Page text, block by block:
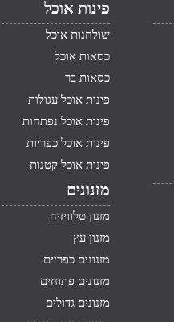
פינות אוכל
שולחנות אוכל
כסאות אוכל
כסאות בר
פינות אוכל עגולות
פינות אוכל נפתחות
פינות אוכל כפריות
פינות אוכל קטנות
מזנונים
מזנון טלוויזיה
מזנון עץ
מזנונים כפריים
מזנונים פתוחים
מזנונים גדולים